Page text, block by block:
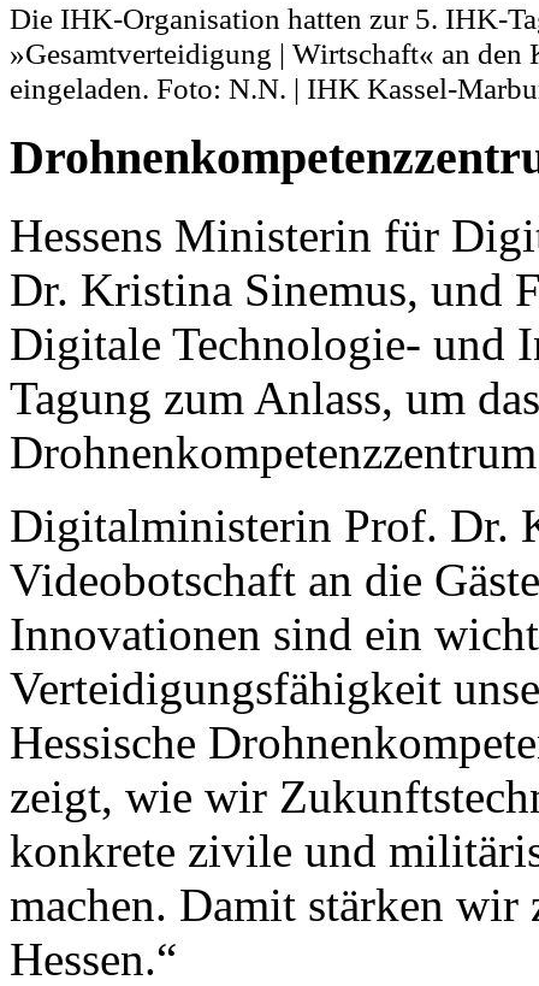
Die IHK-Organisation hatten zur 5. IHK-
»Gesamtverteidigung | Wirtschaft« an den
eingeladen. Foto: N.N. | IHK Kassel-
Hessens Ministerin für
Dr. Kristina Sinemus, und
Digitale Technologie- und
Tagung zum Anlass, um
Digitalministerin Prof. Dr.
Videobotschaft an die
Innovationen sind ein
Verteidigungsfähigkeit
Hessische
zeigt, wie wir
konkrete zivile und
machen. Damit stärken
Hessen.“